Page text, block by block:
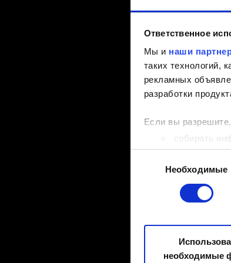
Ответственное
Мы и наши
таких технологий,
рекламных
разработки
Если вы
собирать
метров
Узнайте больше о
Некоторые из них
технические
Необходимые
необходимые